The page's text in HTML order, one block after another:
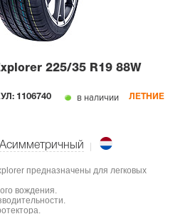
225/35 R19 88W
1106740 в наличии ЛЕТНИЕ
Асимметричный
предназначены для легковых
вождения.